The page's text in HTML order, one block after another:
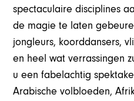
spectaculaire disciplines
de magie te laten
jongleurs, koorddansers,
en heel wat verrassingen
u een fabelachtig
Arabische volbloeden,